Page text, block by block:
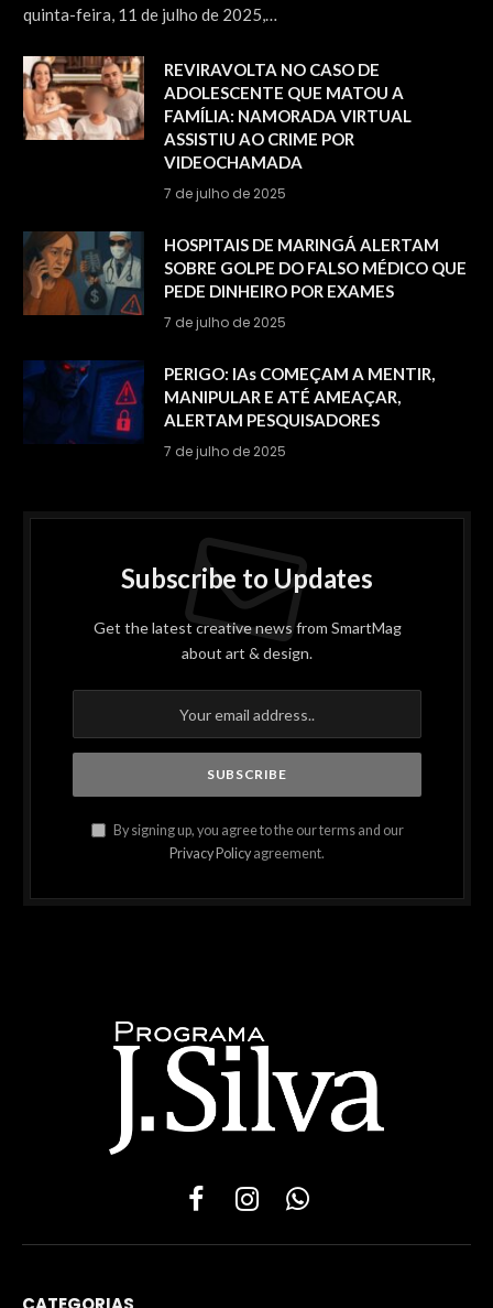
quinta-feira, 11 de julho de 2025,…
REVIRAVOLTA NO CASO DE
ADOLESCENTE QUE MATOU A
FAMÍLIA: NAMORADA VIRTUAL
ASSISTIU AO CRIME POR
VIDEOCHAMADA
7 de julho de 2025
HOSPITAIS DE MARINGÁ ALERTAM
SOBRE GOLPE DO FALSO MÉDICO QUE
PEDE DINHEIRO POR EXAMES
7 de julho de 2025
PERIGO: IAs COMEÇAM A MENTIR,
MANIPULAR E ATÉ AMEAÇAR,
ALERTAM PESQUISADORES
7 de julho de 2025
Subscribe to Updates
Get the latest creative news from SmartMag
about art & design.
By signing up, you agree to the our terms and our
Privacy Policy agreement.
FacebookInstagramWhatsApp